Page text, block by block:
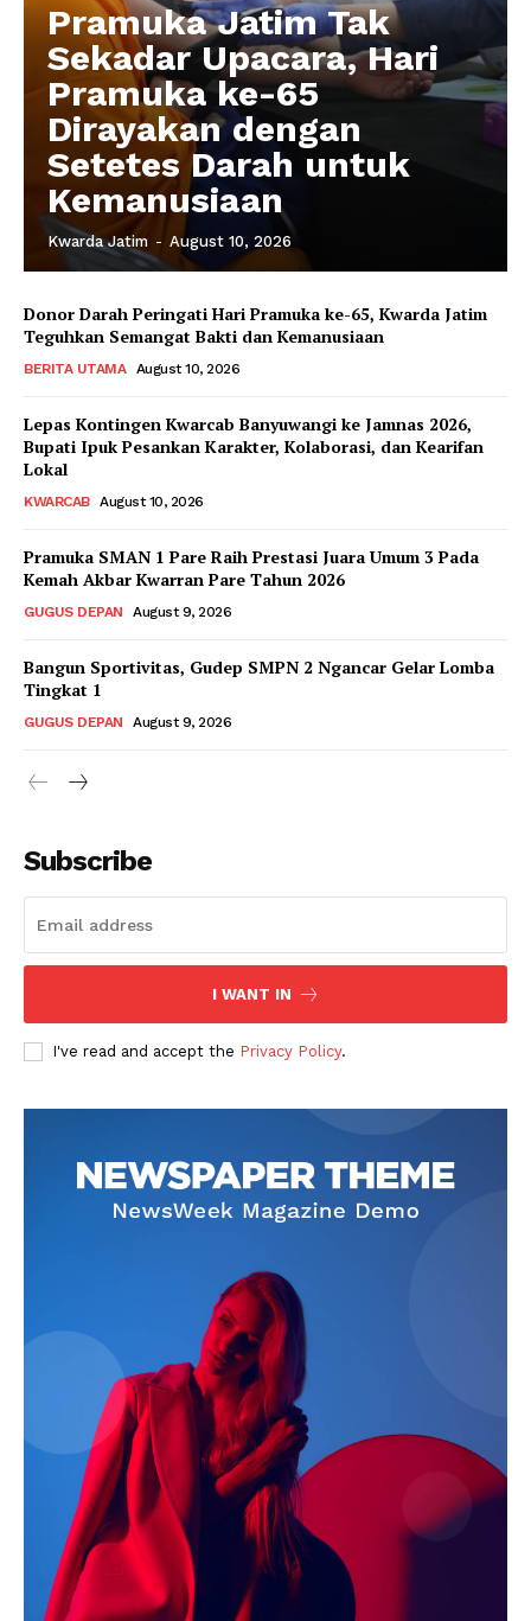
Pramuka Jatim Tak
Sekadar Upacara, Hari
Pramuka ke-65
Dirayakan dengan
Setetes Darah untuk
Kemanusiaan
Kwarda Jatim - August 10, 2026
Donor Darah Peringati Hari Pramuka ke-65, Kwarda Jatim
Teguhkan Semangat Bakti dan Kemanusiaan
BERITA UTAMA August 10, 2026
Lepas Kontingen Kwarcab Banyuwangi ke Jamnas 2026,
Bupati Ipuk Pesankan Karakter, Kolaborasi, dan Kearifan
Lokal
KWARCAB August 10, 2026
Pramuka SMAN 1 Pare Raih Prestasi Juara Umum 3 Pada
Kemah Akbar Kwarran Pare Tahun 2026
GUGUS DEPAN August 9, 2026
Bangun Sportivitas, Gudep SMPN 2 Ngancar Gelar Lomba
Tingkat 1
GUGUS DEPAN August 9, 2026
Subscribe
I WANT IN
I've read and accept the Privacy Policy.